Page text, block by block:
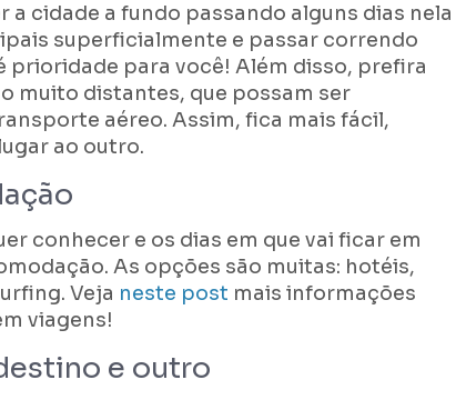
a cidade a fundo passando alguns dias nela
superficialmente e passar correndo
prioridade para você! Além disso, prefira
muito distantes, que possam ser
aéreo. Assim, fica mais fácil,
ao outro.
conhecer e os dias em que vai ficar em
As opções são muitas: hotéis,
Veja neste post mais informações
viagens!
e outro